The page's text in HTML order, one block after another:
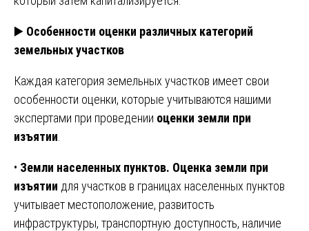
▶️ Особенности оценки различных категорий
земельных участков
Каждая категория земельных участков имеет свои
особенности оценки, которые учитываются нашими
экспертами при проведении оценки земли при
изъятии
• Земли населенных пунктов. Оценка земли при
изъятии для участков в границах населенных пунктов
учитывает местоположение, развитость
инфраструктуры, транспортную доступность, наличие